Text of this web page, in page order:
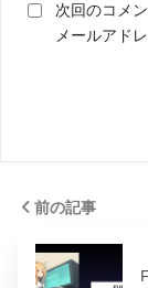
次回のコメ
メールアド
前の記事